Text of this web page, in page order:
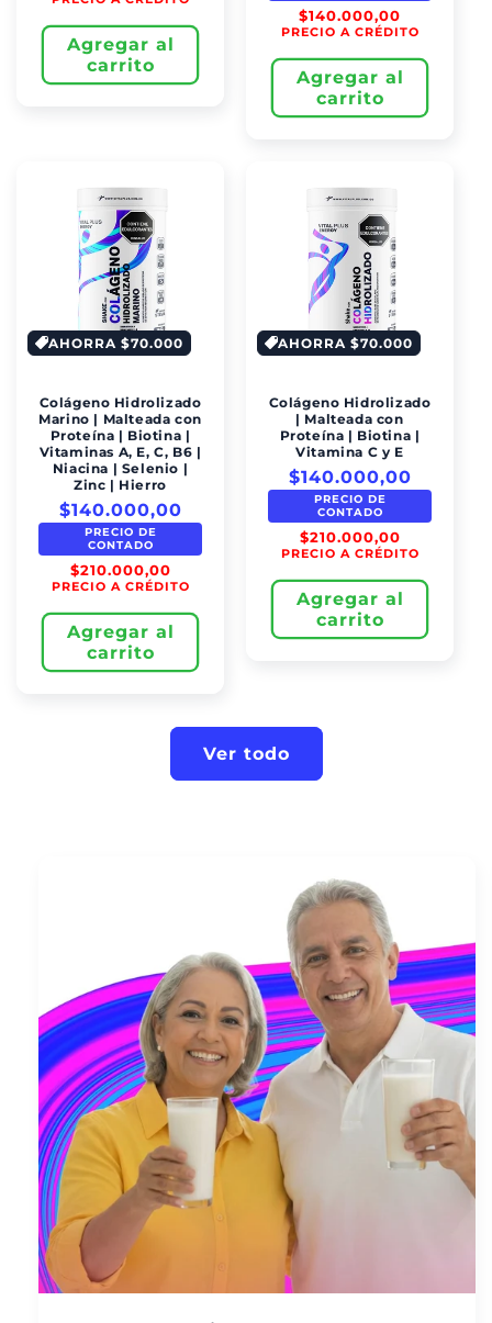
Agregar al
carrito
$140.000,00
PRECIO A CRÉDITO
Agregar al
carrito
AHORRA $70.000
Colágeno Hidrolizado
Marino | Malteada con
Proteína | Biotina |
Vitaminas A, E, C, B6 |
Niacina | Selenio |
Zinc | Hierro
$140.000,00
PRECIO DE
CONTADO
$210.000,00
PRECIO A CRÉDITO
Agregar al
carrito
AHORRA $70.000
Colágeno Hidrolizado
| Malteada con
Proteína | Biotina |
Vitamina C y E
$140.000,00
PRECIO DE
CONTADO
$210.000,00
PRECIO A CRÉDITO
Agregar al
carrito
Ver todo